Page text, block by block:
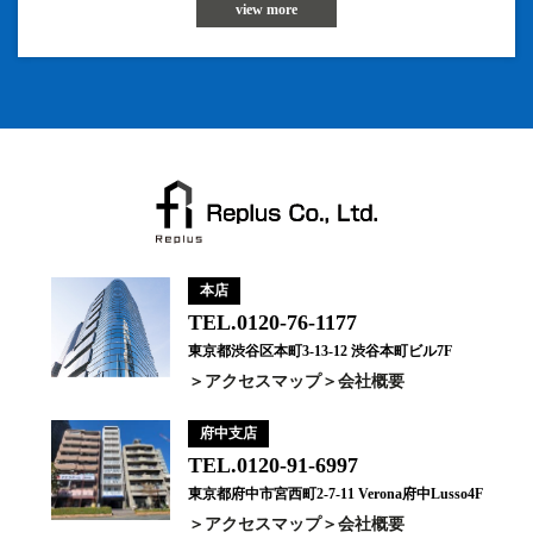
view more
本店
TEL.0120-76-1177
東京都渋谷区本町3-13-12 渋谷本町ビル7F
アクセスマップ 会社概要
府中支店
TEL.0120-91-6997
東京都府中市宮西町2-7-11 Verona府中Lusso4F
アクセスマップ 会社概要